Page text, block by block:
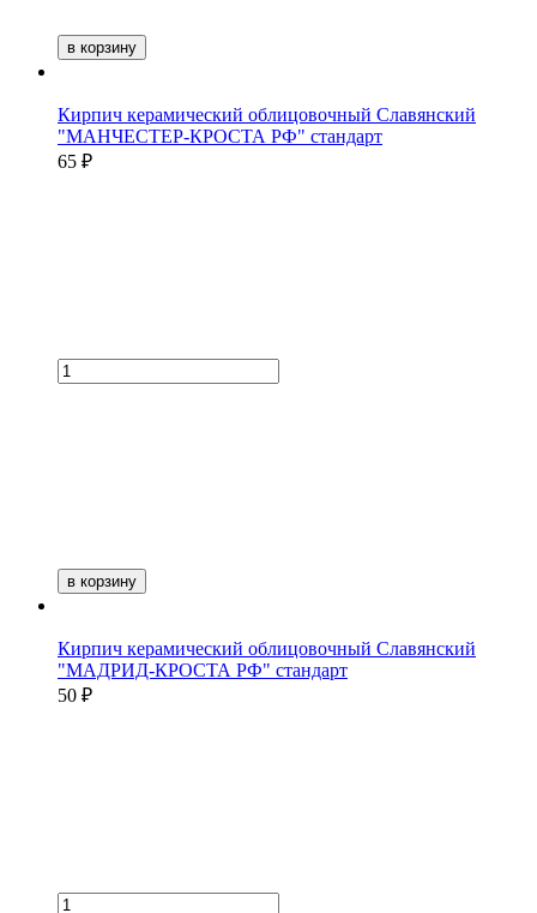
в корзину
Кирпич керамический облицовочный Славянский
"МАНЧЕСТЕР-КРОСТА РФ" стандарт
65 ₽
в корзину
Кирпич керамический облицовочный Славянский
"МАДРИД-КРОСТА РФ" стандарт
50 ₽